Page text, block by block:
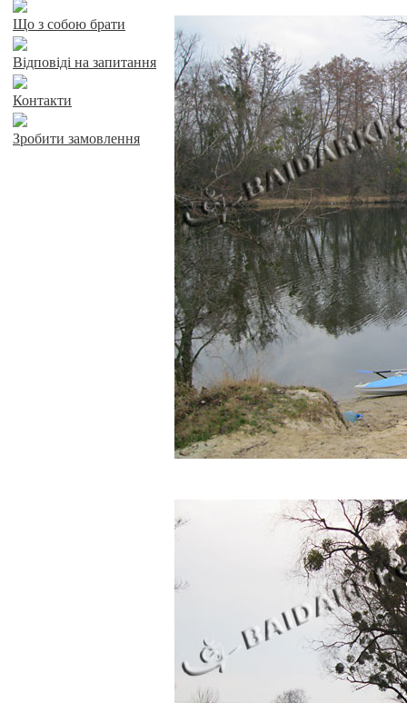
Що з собою брати
Відповіді на запитання
Контакти
Зробити замовлення